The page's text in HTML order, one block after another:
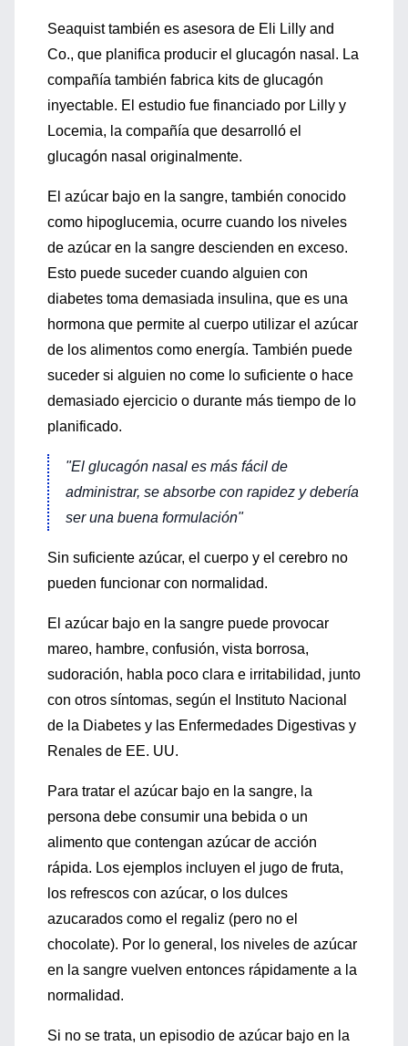
Seaquist también es asesora de Eli Lilly and
Co., que planifica producir el glucagón nasal. La
compañía también fabrica kits de glucagón
inyectable. El estudio fue financiado por Lilly y
Locemia, la compañía que desarrolló el
glucagón nasal originalmente.
El azúcar bajo en la sangre, también conocido
como hipoglucemia, ocurre cuando los niveles
de azúcar en la sangre descienden en exceso.
Esto puede suceder cuando alguien con
diabetes toma demasiada insulina, que es una
hormona que permite al cuerpo utilizar el azúcar
de los alimentos como energía. También puede
suceder si alguien no come lo suficiente o hace
demasiado ejercicio o durante más tiempo de lo
planificado.
"El glucagón nasal es más fácil de
administrar, se absorbe con rapidez y debería
ser una buena formulación"
Sin suficiente azúcar, el cuerpo y el cerebro no
pueden funcionar con normalidad.
El azúcar bajo en la sangre puede provocar
mareo, hambre, confusión, vista borrosa,
sudoración, habla poco clara e irritabilidad, junto
con otros síntomas, según el Instituto Nacional
de la Diabetes y las Enfermedades Digestivas y
Renales de EE. UU.
Para tratar el azúcar bajo en la sangre, la
persona debe consumir una bebida o un
alimento que contengan azúcar de acción
rápida. Los ejemplos incluyen el jugo de fruta,
los refrescos con azúcar, o los dulces
azucarados como el regaliz (pero no el
chocolate). Por lo general, los niveles de azúcar
en la sangre vuelven entonces rápidamente a la
normalidad.
Si no se trata, un episodio de azúcar bajo en la